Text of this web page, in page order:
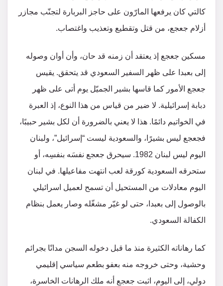
كالتي كان يرفعها المارّون على حاجز البربارة لتجنّب مجازر
أزلام جعجع، من قتل وتقطيع وتعذيب واغتصاب.
مسكين جعجع إذ يعتقد أن زمنه قد حان، وأن أوان وصوله
إلى بعبدا على ظهر السفير السعودي قد يتحقق. يقيس
جعجع الأمور كما قاسها بشير الجميّل يوم أتى على ظهر
دبابة إسرائيلية. لا ضير من قياس من هذا النوع، إذ العبرة
في الخواتيم دائمًا. هذا لا يعني بالضرورة أن لكل بشير حبيبًا،
فجعجع ليس بشيرًا، والسعودية ليست “إسرائيل”، ولبنان
اليوم ليس لبنان 1982. سيحرق جعجع نفسَه بنفسِه، أو
ستحرقه السعودية كورقة لعب انتهت مفاعيلها. في لبنان
اليوم معادلات من المستحيل أن تسمح لعميل اسرائيلي
بالوصول إلى بعبدا، حتى لو غيّر مشغّله وصار يعمل بنظام
الكفالة السعودي.
كما رهاناته الكثيرة منذ ما قبل دخوله السجن مدانًا بجرائم
وحشية، وحتى خروجه منه بعفو بطعم سياسي إقليمي
دولي، إلى اليوم، اثبت جعجع أنه ملك الرهانات الخاسرة،